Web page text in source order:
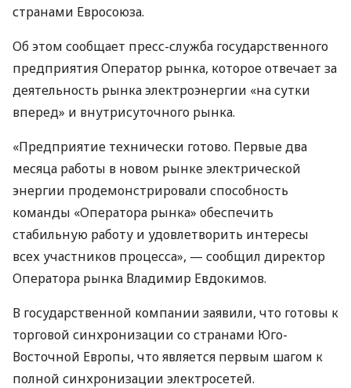
странами Евросоюза.
Об этом сообщает пресс-служба государственного
предприятия Оператор рынка, которое отвечает за
деятельность рынка электроэнергии «на сутки
вперед» и внутрисуточного рынка.
«Предприятие технически готово. Первые два
месяца работы в новом рынке электрической
энергии продемонстрировали способность
команды «Оператора рынка» обеспечить
стабильную работу и удовлетворить интересы
всех участников процесса», — сообщил директор
Оператора рынка Владимир Евдокимов.
В государственной компании заявили, что готовы к
торговой синхронизации со странами Юго-
Восточной Европы, что является первым шагом к
полной синхронизации электросетей.